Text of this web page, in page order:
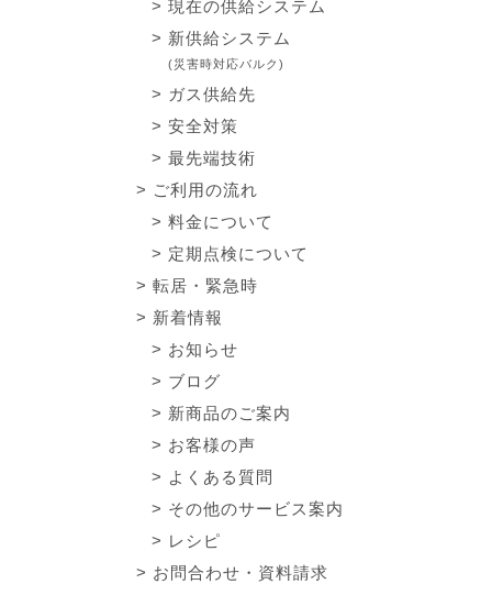
現在の供給システム
新供給システム
(災害時対応バルク)
ガス供給先
安全対策
最先端技術
ご利用の流れ
料金について
定期点検について
転居・緊急時
新着情報
お知らせ
ブログ
新商品のご案内
お客様の声
よくある質問
その他のサービス案内
レシピ
お問合わせ・資料請求